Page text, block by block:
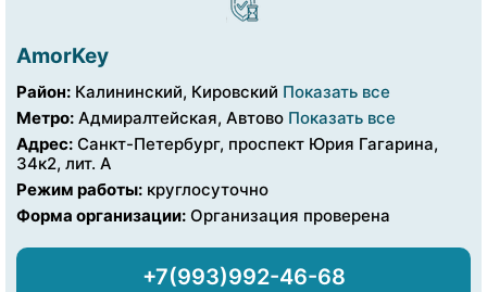
AmorKey
Район: Калининский, Кировский Показать все
Метро: Адмиралтейская, Автово Показать все
Адрес: Санкт-Петербург, проспект Юрия Гагарина,
34к2, лит. А
Режим работы: круглосуточно
Форма организации: Организация проверена
+7(993)992-46-68